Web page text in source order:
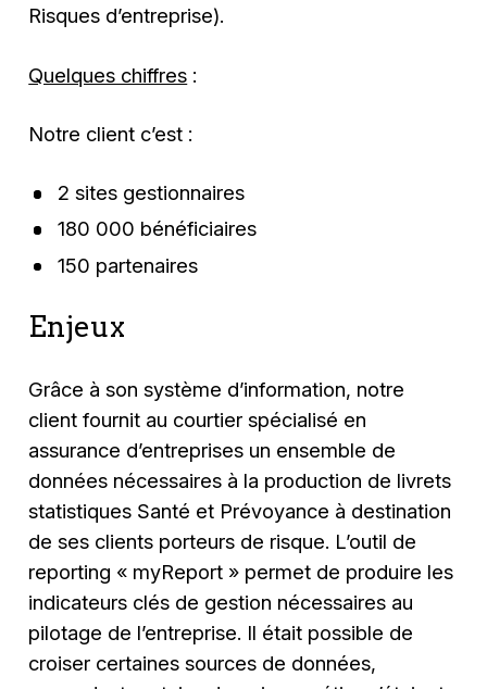
Risques d’entreprise).
Quelques chiffres :
Notre client c’est :
2 sites gestionnaires
180 000 bénéficiaires
150 partenaires
Enjeux
Grâce à son système d’information, notre
client fournit au courtier spécialisé en
assurance d’entreprises un ensemble de
données nécessaires à la production de livrets
statistiques Santé et Prévoyance à destination
de ses clients porteurs de risque. L’outil de
reporting « myReport » permet de produire les
indicateurs clés de gestion nécessaires au
pilotage de l’entreprise. Il était possible de
croiser certaines sources de données,